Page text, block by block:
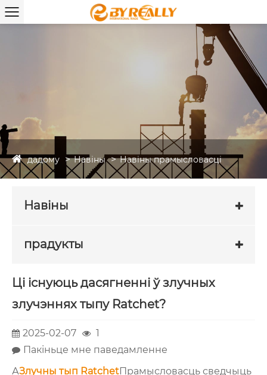
дадому Навіны Навіны прамысловасці
Навіны
прадукты
Ці існуюць дасягненні ў злучных
злучэннях тыпу Ratchet?
2025-02-07
1
Пакіньце мне паведамленне
АЗлучны тып RatchetПрамысловасць сведчыць